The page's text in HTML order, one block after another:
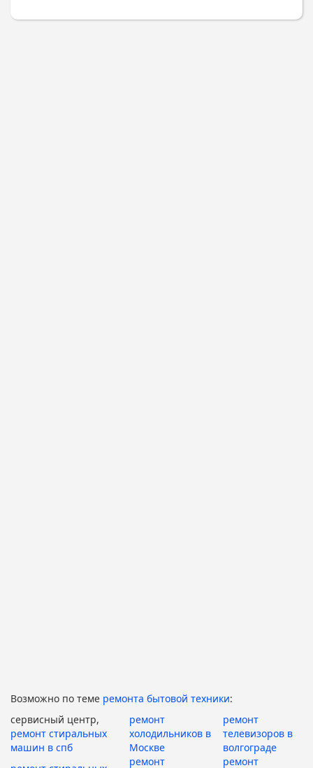
Возможно по теме ремонта бытовой техники:
сервисный центр,
ремонт стиральных
машин в спб
ремонт
холодильников в
Москве
ремонт
телевизоров в
волгограде
ремонт ремонт